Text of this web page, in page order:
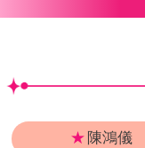
★ 陳鴻儀